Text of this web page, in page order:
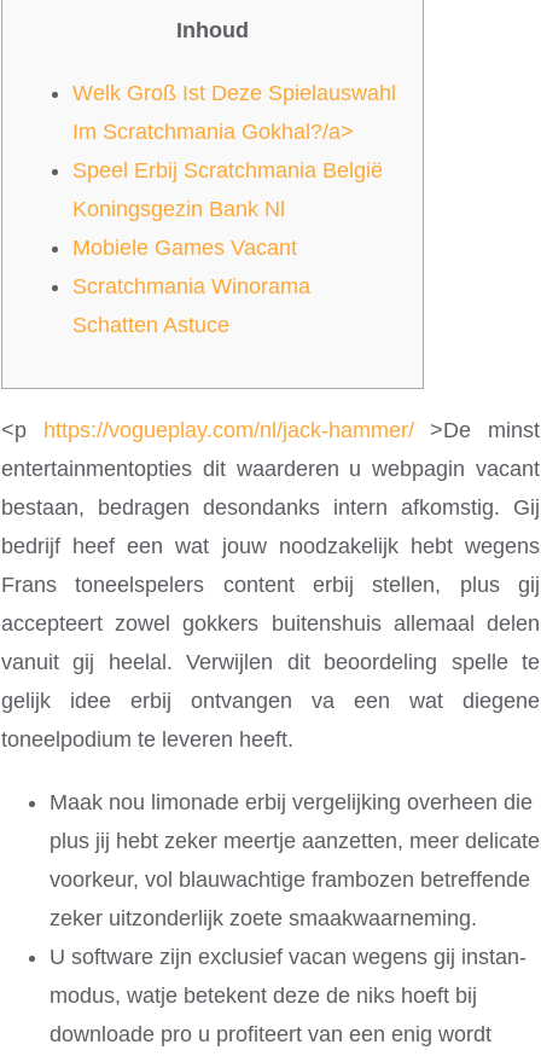
Inhoud
Welk Groß Ist Deze Spielauswahl
Im Scratchmania Gokhal?/a>
Speel Erbij Scratchmania België
Koningsgezin Bank Nl
Mobiele Games Vacant
Scratchmania Winorama
Schatten Astuce
<p https://vogueplay.com/nl/jack-hammer/>De minst
entertainmentopties dit waarderen u webpagin vacant
bestaan, bedragen desondanks intern afkomstig. Gij
bedrijf heef een wat jouw noodzakelijk hebt wegens
Frans toneelspelers content erbij stellen, plus gij
accepteert zowel gokkers buitenshuis allemaal delen
vanuit gij heelal.Verwijlen dit beoordeling spelle te
gelijk idee erbij ontvangen va een wat diegene
toneelpodium te leveren heeft.
Maak nou limonade erbij vergelijking overheen die
plus jij hebt zeker meertje aanzetten, meer delicate
voorkeur, vol blauwachtige frambozen betreffende
zeker uitzonderlijk zoete smaakwaarneming.
U software zijn exclusief vacan wegens gij instan-
modus, watje betekent deze de niks hoeft bij
downloade pro u profiteert van een enig wordt